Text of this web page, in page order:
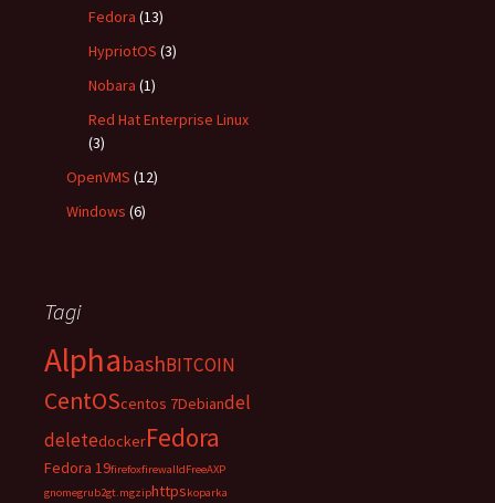
Fedora (13)
HypriotOS (3)
Nobara (1)
Red Hat Enterprise Linux
(3)
OpenVMS (12)
Windows (6)
Tagi
AlphabashBITCOIN
CentOScentos 7Debiandel
deletedockerFedora
Fedora 19firefoxfirewalldFreeAXP
gnomegrub2gt.mgziphttpskoparka